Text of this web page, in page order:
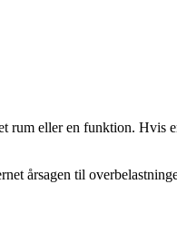
rum eller en funktion. Hvis
årsagen til